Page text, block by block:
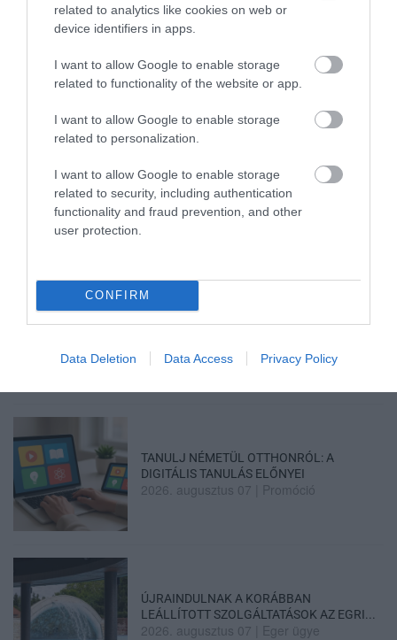
related to analytics like cookies on web or
device identifiers in apps.
I want to allow Google to enable storage
related to functionality of the website or app.
I want to allow Google to enable storage
related to personalization.
I want to allow Google to enable storage
related to security, including authentication
functionality and fraud prevention, and other
user protection.
CONFIRM
Data Deletion Data Access Privacy Policy
ÚJ MAGYAR KÜLÜGYI STRATÉGIA KÉSZÜL,
2026. augusztus 08|Mindenki ügye
TATA ELBŰVÖLŐ LÁTVÁNYOSSÁGAI,
AMIKÉRT ÉRDEMES MEGNÉZNI
2026. augusztus 08|Promóció
TÖBB MINT EGY HÓNAP IS LEHET, MIRE
2026. augusztus 07
TANULJ NÉMETÜL OTTHONRÓL: A
DIGITÁLIS TANULÁS ELŐNYEI
2026. augusztus 07 Promóció
ÚJRAINDULNAK A KORÁBBAN
LEÁLLÍTOTT SZOLGÁLTATÁSOK AZ EGRI...
2026. augusztus 07 Eger ügye